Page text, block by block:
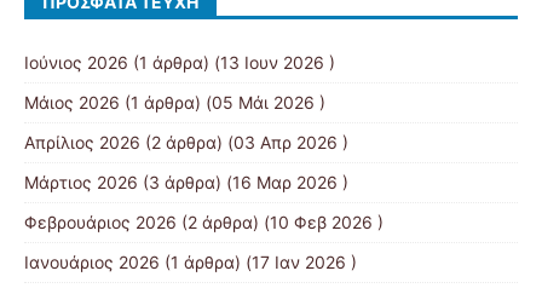
Ιούνιος 2026 (1 άρθρα) (13 Ιουν 2026 )
Μάιος 2026 (1 άρθρα) (05 Μάι 2026 )
Απρίλιος 2026 (2 άρθρα) (03 Απρ 2026 )
Μάρτιος 2026 (3 άρθρα) (16 Μαρ 2026 )
Φεβρουάριος 2026 (2 άρθρα) (10 Φεβ 2026 )
Ιανουάριος 2026 (1 άρθρα) (17 Ιαν 2026 )